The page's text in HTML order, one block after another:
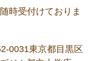
時受付けておりま
0031東京都目黒区